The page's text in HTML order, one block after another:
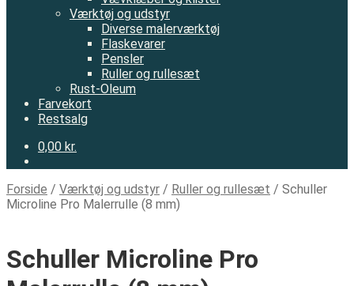
Værktøj og udstyr
Diverse malerværktøj
Flaskevarer
Pensler
Ruller og rullesæt
Rust-Oleum
Farvekort
Restsalg
0,00 kr.
Forside / Værktøj og udstyr / Ruller og rullesæt / Schuller
Microline Pro Malerrulle (8 mm)
Schuller Microline Pro